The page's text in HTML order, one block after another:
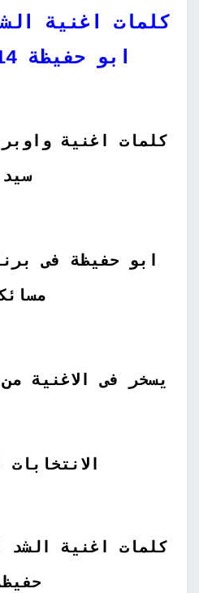
كلمات اغنية
ابو حفيظة 2014 كاملة
كلمات اغنية
سيد
ابو حفيظة فى
يسخر فى الاغنية
كلمات اغنية الشد